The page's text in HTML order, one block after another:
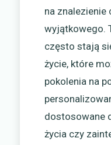
na znalezienie
wyjątkowego.
często stają
życie, które
pokolenia na
dostosowane
życia czy